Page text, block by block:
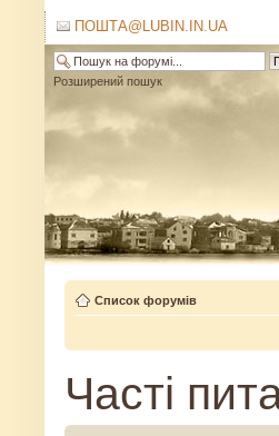
ПОШТА@LUBIN.IN.UA
Розширений пошук
Список форумів
Часті